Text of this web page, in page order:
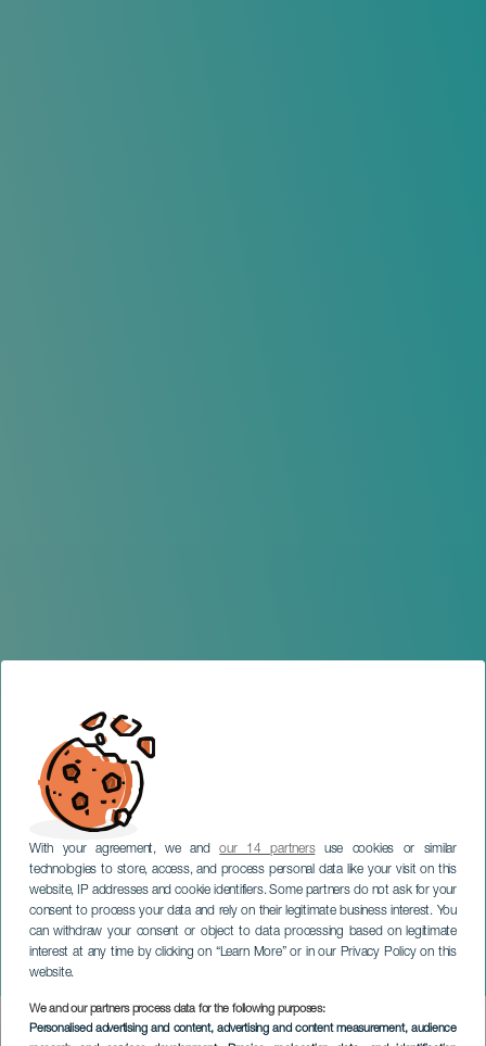
With your agreement, we andour 14 partnersuse cookies or similar
technologies to store, access, and process personal data like your visit on this
website, IP addresses and cookie identifiers. Some partners do not ask for your
consent to process your data and rely on their legitimate business interest. You
can withdraw your consent or object to data processing based on legitimate
interest at any time by clicking on “Learn More” or in our Privacy Policy on this
website.
We and our partners process data for the following purposes:
Personalised advertising and content, advertising and content measurement, audience
Manel Ruiz El Especialista
en concierto
LA GRACIOSA
Imagen